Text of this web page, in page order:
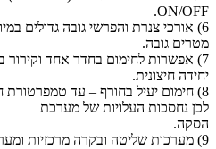
ON/OFF.
מטרים גובה.
7) אפשרות לחימום בחדר אחד וקירור
יחידה חיצונית.
8) חימום יעיל בחורף – עד טמפרטורת
לכן נחסכות העלויות של מערכת
הסקה.
9) מערכות שליטה ובקרה מרכזיות